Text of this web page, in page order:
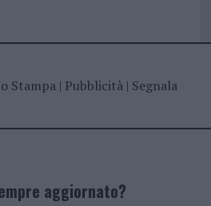
Stampa| Pubblicità| Segnala
aggiornato?